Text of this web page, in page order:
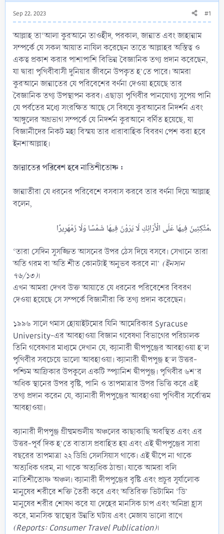
Sep 22, 2023 #1
আল্লাহ তা‘আলা কুরআনে তাওহীদ, পরকাল, জান্নাত এবং জাহান্নাম
সম্পর্কে যে সকল আয়াত নাযিল করেছেন তাতে আল্লাহর অস্তিত্ব ও
একত্ব প্রকাশ করার পাশাপাশি বিভিন্ন বৈজ্ঞানিক তথ্য প্রদান করেছেন,
যা দ্বারা পৃথিবীবাসী দুনিয়ার জীবনে উপকৃত হ’তে পারে। আমরা
কুরআনে জান্নাতের যে পরিবেশের বর্ণনা দেওয়া হয়েছে তার
বৈজ্ঞানিক তথ্য উপস্থাপন করব। এছাড়া পৃথিবীর পানযোগ্য সুপেয় পানি
যে পর্বতের মধ্যে সংরক্ষিত আছে সে বিষয়ে কুরআনের নিদর্শন এবং
আঙ্গুলের অগ্রভাগ সম্পর্কে যে নিদর্শন কুরআনে বর্ণিত হয়েছে, যা
বিজ্ঞানীদের নিকট মহা বিস্ময় তার ধারাবাহিক বিবরণ পেশ করা হবে
ইনশাআল্লাহ।
জান্নাতের পরিবেশ হবে নাতিশীতোষ্ণ :
জান্নাতীরা যে ধরনের পরিবেশে বসবাস করবে তার বর্ণনা দিয়ে আল্লাহ
বলেন,
مُتَّكِئِينَ فِيهَا عَلَى الْأَرَائِكِ لَا يَرَوْنَ فِيهَا شَمْسًا وَلَا زَمْهَرِيرًا،​
‘তারা সেদিন সুসজ্জিত আসনের উপর ঠেস দিয়ে বসবে। সেখানে তারা
অতি গরম বা অতি শীত কোনটাই অনুভব করবে না’ (ইনসান
৭৬/১৩)।
এখন আমরা দেখব উক্ত আয়াতে যে ধরনের পরিবেশের বিবরণ
দেওয়া হয়েছে সে সম্পর্কে বিজ্ঞানীরা কি তথ্য প্রদান করেছেন।
১৯৯৬ সালে থমাস হোয়াইটমোর যিনি আমেরিকার Syracuse
University-এর আবহাওয়া বিজ্ঞান গবেষণা বিভাগের পরিচালক
তিনি গবেষণার মাধ্যমে দেখান যে, ক্যানারী দ্বীপপুঞ্জের আবহাওয়া হ’ল
পৃথিবীর সবচেয়ে ভালো আবহাওয়া। ক্যানারী দ্বীপপুঞ্জ হ’ল উত্তর-
পশ্চিম আফ্রিকার উপকূলে একটি স্প্যানিশ দ্বীপপুঞ্জ। পৃথিবীর ৬শ’র
অধিক স্থানের উপর বৃষ্টি, পানি ও তাপমাত্রার উপর ভিত্তি করে এই
তথ্য প্রদান করেন যে, ক্যানারী দীপপুঞ্জের আবহাওয়া পৃথিবীর সর্বোত্তম
আবহাওয়া।
ক্যানারী দীপপুঞ্জ গ্রীষ্মমন্ডলীয় অঞ্চলের কাছাকাছি অবস্থিত এবং এর
উত্তর-পূর্ব দিক হ’তে বাতাস প্রবাহিত হয় এবং এই দ্বীপপুঞ্জের সারা
বছরের তাপমাত্রা ২২ ডিগ্রি সেলসিয়াস থাকে। এই দ্বীপে না থাকে
অত্যধিক গরম, না থাকে অত্যধিক ঠান্ডা। যাকে আমরা বলি
নাতিশীতোষ্ণ অঞ্চল। ক্যানারী দীপপুঞ্জের বৃষ্টি এবং প্রচুর সূর্যালোক
মানুষের শরীরে শক্তি তৈরী করে এবং অতিরিক্ত ভিটামিন ‘ডি’
মানুষের শরীর শোষণ করে যা দেহের মানসিক চাপ এবং অনিদ্রা হ্রাস
করে, মানসিক স্বাস্থ্যের উন্নতি ঘটায় এবং মেজায ভালো রাখে
(Reports: Consumer Travel Publication)।